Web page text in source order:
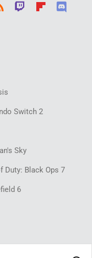
Switch 2
Sky
Duty: Black Ops 7
6